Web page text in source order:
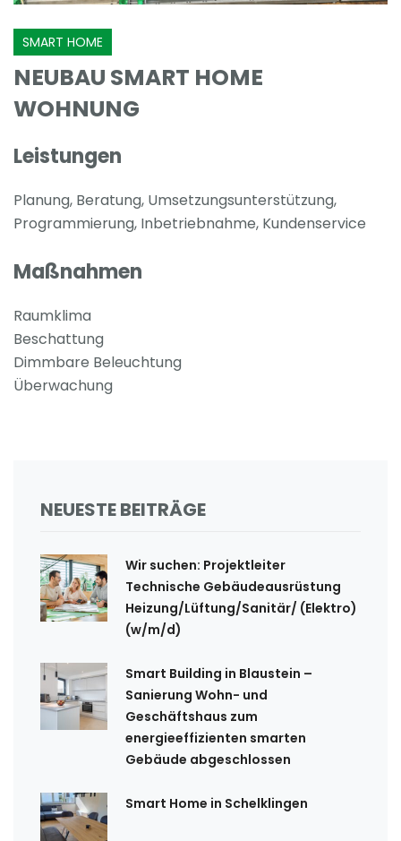
SMART HOME
NEUBAU SMART HOME
WOHNUNG
Leistungen
Planung, Beratung, Umsetzungsunterstützung,
Programmierung, Inbetriebnahme, Kundenservice
Maßnahmen
Raumklima
Beschattung
Dimmbare Beleuchtung
Überwachung
NEUESTE BEITRÄGE
Wir suchen: Projektleiter
Technische Gebäudeausrüstung
Heizung/Lüftung/Sanitär/ (Elektro)
(w/m/d)
Smart Building in Blaustein –
Sanierung Wohn- und
Geschäftshaus zum
energieeffizienten smarten
Gebäude abgeschlossen
Smart Home in Schelklingen